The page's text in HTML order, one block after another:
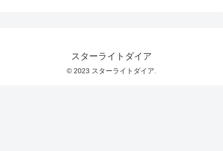
スターライトダイア
© 2023 スターライトダイア.